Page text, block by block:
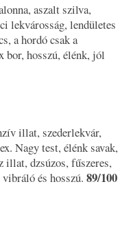
aszalt szilva,
lekvárosság, lendületes
a hordó csak a
bor, hosszú, élénk, jól
illat, szederlekvár,
Nagy test, élénk savak,
illat, dzsúzos, fűszeres,
és hosszú. 89/100